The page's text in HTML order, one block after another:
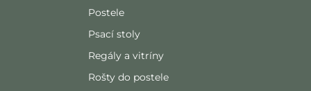
Postele
Psací stoly
Regály a vitríny
Rošty do postele